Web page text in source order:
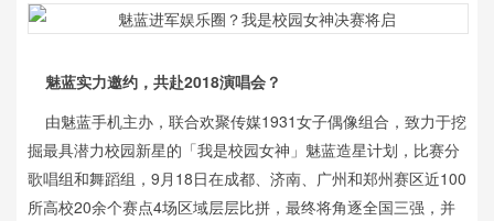
魅蓝实力邀约，共赴2018演唱会？
由魅蓝手机主办，联合欢聚传媒1931女子偶像组合，致力于挖
掘最具潜力校园新星的「我是校园女神」魅蓝造星计划，比赛分
歌唱组和舞蹈组，9月18日在成都、济南、广州和郑州赛区近100
所高校20余个赛点4场区域层层比拼，最终将角逐全国三强，并